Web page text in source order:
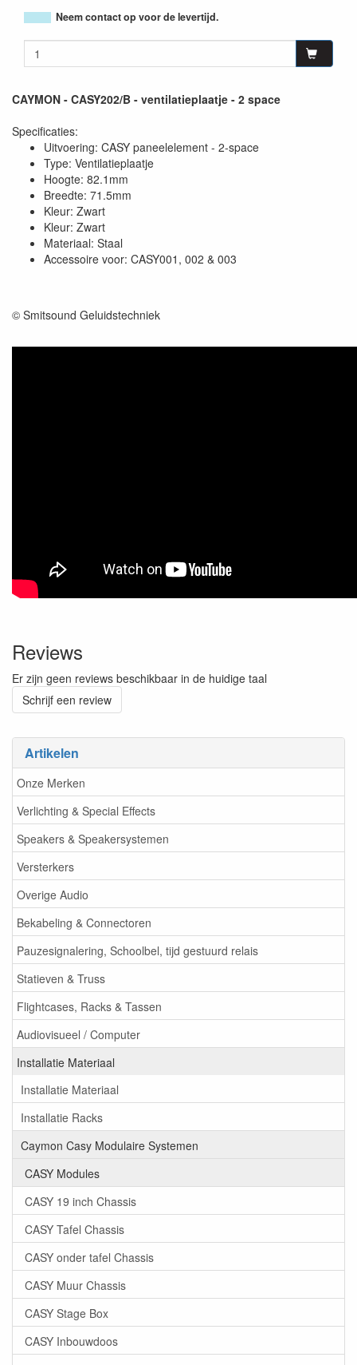
Artikelen
Onze Merken
Verlichting & Special Effects
Speakers & Speakersystemen
Versterkers
Overige Audio
Bekabeling & Connectoren
Pauzesignalering, Schoolbel, tijd gestuurd relais
Statieven & Truss
Flightcases, Racks & Tassen
Audiovisueel / Computer
Installatie Materiaal
Installatie Materiaal
Installatie Racks
Caymon Casy Modulaire Systemen
CASY Modules
CASY 19 inch Chassis
CASY Tafel Chassis
CASY onder tafel Chassis
CASY Muur Chassis
CASY Stage Box
CASY Inbouwdoos
Neem contact op voor de levertijd.
CAYMON - CASY202/B - ventilatieplaatje - 2 space
Specificaties:
Uitvoering: CASY paneelelement - 2-space
Type: Ventilatieplaatje
Hoogte: 82.1mm
Breedte: 71.5mm
Kleur: Zwart
Kleur: Zwart
Materiaal: Staal
Accessoire voor: CASY001, 002 & 003
© Smitsound Geluidstechniek
Reviews
Er zijn geen reviews beschikbaar in de huidige taal
Schrijf een review